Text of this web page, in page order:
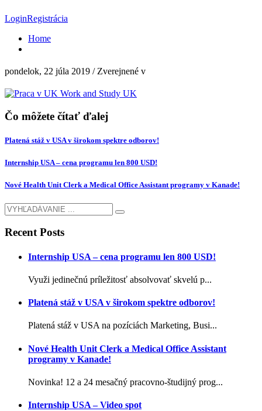
LoginRegistrácia
Home
pondelok, 22 júla 2019 / Zverejnené v
Čo môžete čítať ďalej
Platená stáž v USA v širokom spektre odborov!
Internship USA – cena programu len 800 USD!
Nové Health Unit Clerk a Medical Office Assistant programy v Kanade!
Recent Posts
Internship USA – cena programu len 800 USD!
Využi jedinečnú príležitosť absolvovať skvelú p...
Platená stáž v USA v širokom spektre odborov!
Platená stáž v USA na pozíciách Marketing, Busi...
Nové Health Unit Clerk a Medical Office Assistant
programy v Kanade!
Novinka! 12 a 24 mesačný pracovno-študijný prog...
Internship USA – Video spot